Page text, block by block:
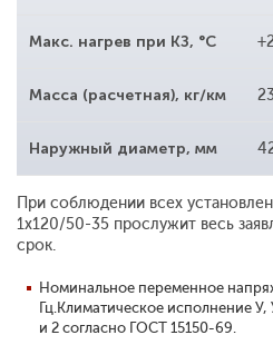
Макс. нагрев при КЗ, °С
Масса (расчетная), кг/км
Наружный диаметр, мм
При соблюдении всех
1x120/50-35 прослужит весь
срок.
Номинальное переменное
Гц.Климатическое исполнение
и 2 согласно ГОСТ 15150-69.